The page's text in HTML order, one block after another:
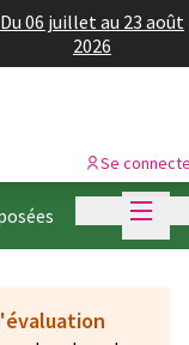
Du 06 juillet au 23 août
2026
Menu
Se
Menu